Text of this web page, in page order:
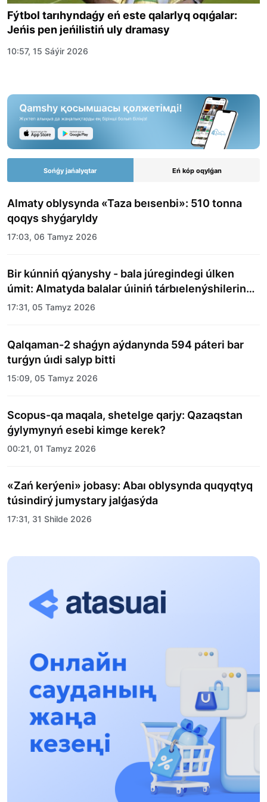
Fýtbol tarıhyndaǵy eń este qalarlyq oqıǵalar:
Jeńis pen jeńilistiń uly dramasy
10:57, 15 Sáýir 2026
Sońǵy jańalyqtar Eń kóp oqylǵan
Almaty oblysynda «Taza beısenbi»: 510 tonna
qoqys shyǵaryldy
17:03, 06 Tamyz 2026
Bir kúnniń qýanyshy - bala júregindegi úlken
úmit: Almatyda balalar úıiniń tárbıelenýshilerine
merekelik kún uıymdastyryldy
17:31, 05 Tamyz 2026
Qalqaman-2 shaǵyn aýdanynda 594 páteri bar
turǵyn úıdi salyp bitti
15:09, 05 Tamyz 2026
Scopus-qa maqala, shetelge qarjy: Qazaqstan
ǵylymynyń esebi kimge kerek?
00:21, 01 Tamyz 2026
«Zań kerýeni» jobasy: Abaı oblysynda quqyqtyq
túsindirý jumystary jalǵasýda
17:31, 31 Shilde 2026
Halyqaralyq «Formýla-1 H2O» jarysyn Qonaev
13:13, 30 Shilde 2026
12:01, 28 Shilde 2026
Abzal Dostıar: Dýman Muhametkárimdi Almaty
túrmesine aýystyrýy múmkin
16:15, 27 Shilde 2026
Óskenbaı Qulataıuly: Rýhanıatqa qyzmet etken